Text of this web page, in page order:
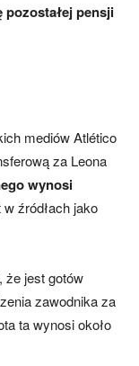
pozostałej pensji
mediów Atlético
za Leona
wynosi
źródłach jako
że jest gotów
zawodnika za
ta wynosi około